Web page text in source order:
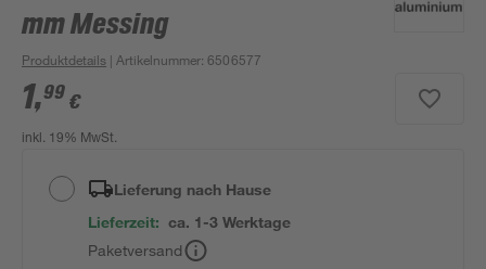
mm Messing
Produktdetails | Artikelnummer:6506577
1,99 €
inkl. 19% MwSt.
Lieferung nach Hause
Lieferzeit: ca. 1-3 Werktage
Paketversand